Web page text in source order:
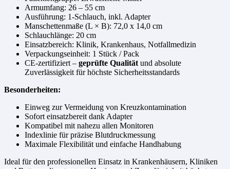
Armumfang: 26 – 55 cm
Ausführung: 1-Schlauch, inkl. Adapter
Manschettenmaße (L × B): 72,0 x 14,0 cm
Schlauchlänge: 20 cm
Einsatzbereich: Klinik, Krankenhaus, Notfallmedizin
Verpackungseinheit: 1 Stück / Pack
CE-zertifiziert – geprüfte Qualität und absolute
Zuverlässigkeit für höchste Sicherheitsstandards
Besonderheiten:
Einweg zur Vermeidung von Kreuzkontamination
Sofort einsatzbereit dank Adapter
Kompatibel mit nahezu allen Monitoren
Indexlinie für präzise Blutdruckmessung
Maximale Flexibilität und einfache Handhabung
Ideal für den professionellen Einsatz in Krankenhäusern, Kliniken